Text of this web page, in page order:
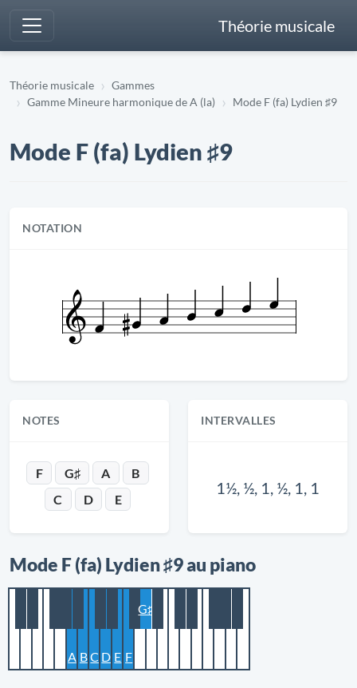
Théorie musicale
Théorie musicale
Gammes
Gamme Mineure harmonique de A (la)
Mode F (fa) Lydien ♯9
Mode F (fa) Lydien ♯9
NOTATION
NOTES
F G♯ A
B
C
D E
INTERVALLES
1½, ½, 1, ½, 1, 1
Mode F (fa) Lydien ♯9 au piano
A BC D E F
G♯